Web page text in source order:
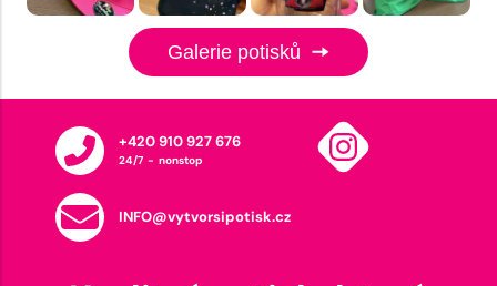
Galerie potisků
+420 910 927 676
24/7 - nonstop
INFO@vytvorsipotisk.cz